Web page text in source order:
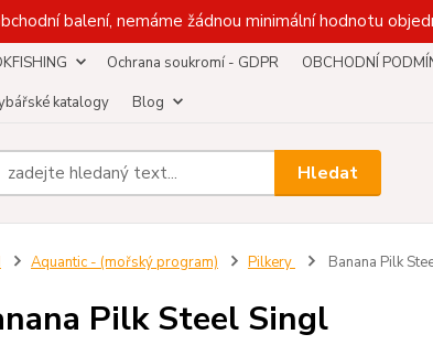
balení, nemáme žádnou minimální hodnotu
Ochrana soukromí - GDPR
OBCHODNÍ
katalogy Blog
Hledat
Aquantic - (mořský program) Pilkery Banana Pilk
Pilk Steel Singl